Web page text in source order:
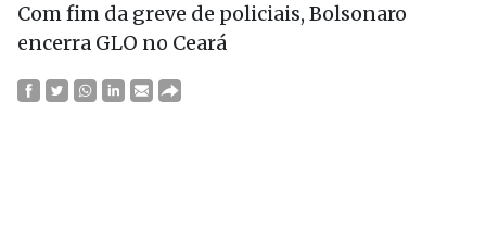
Com fim da greve de policiais, Bolsonaro
encerra GLO no Ceará